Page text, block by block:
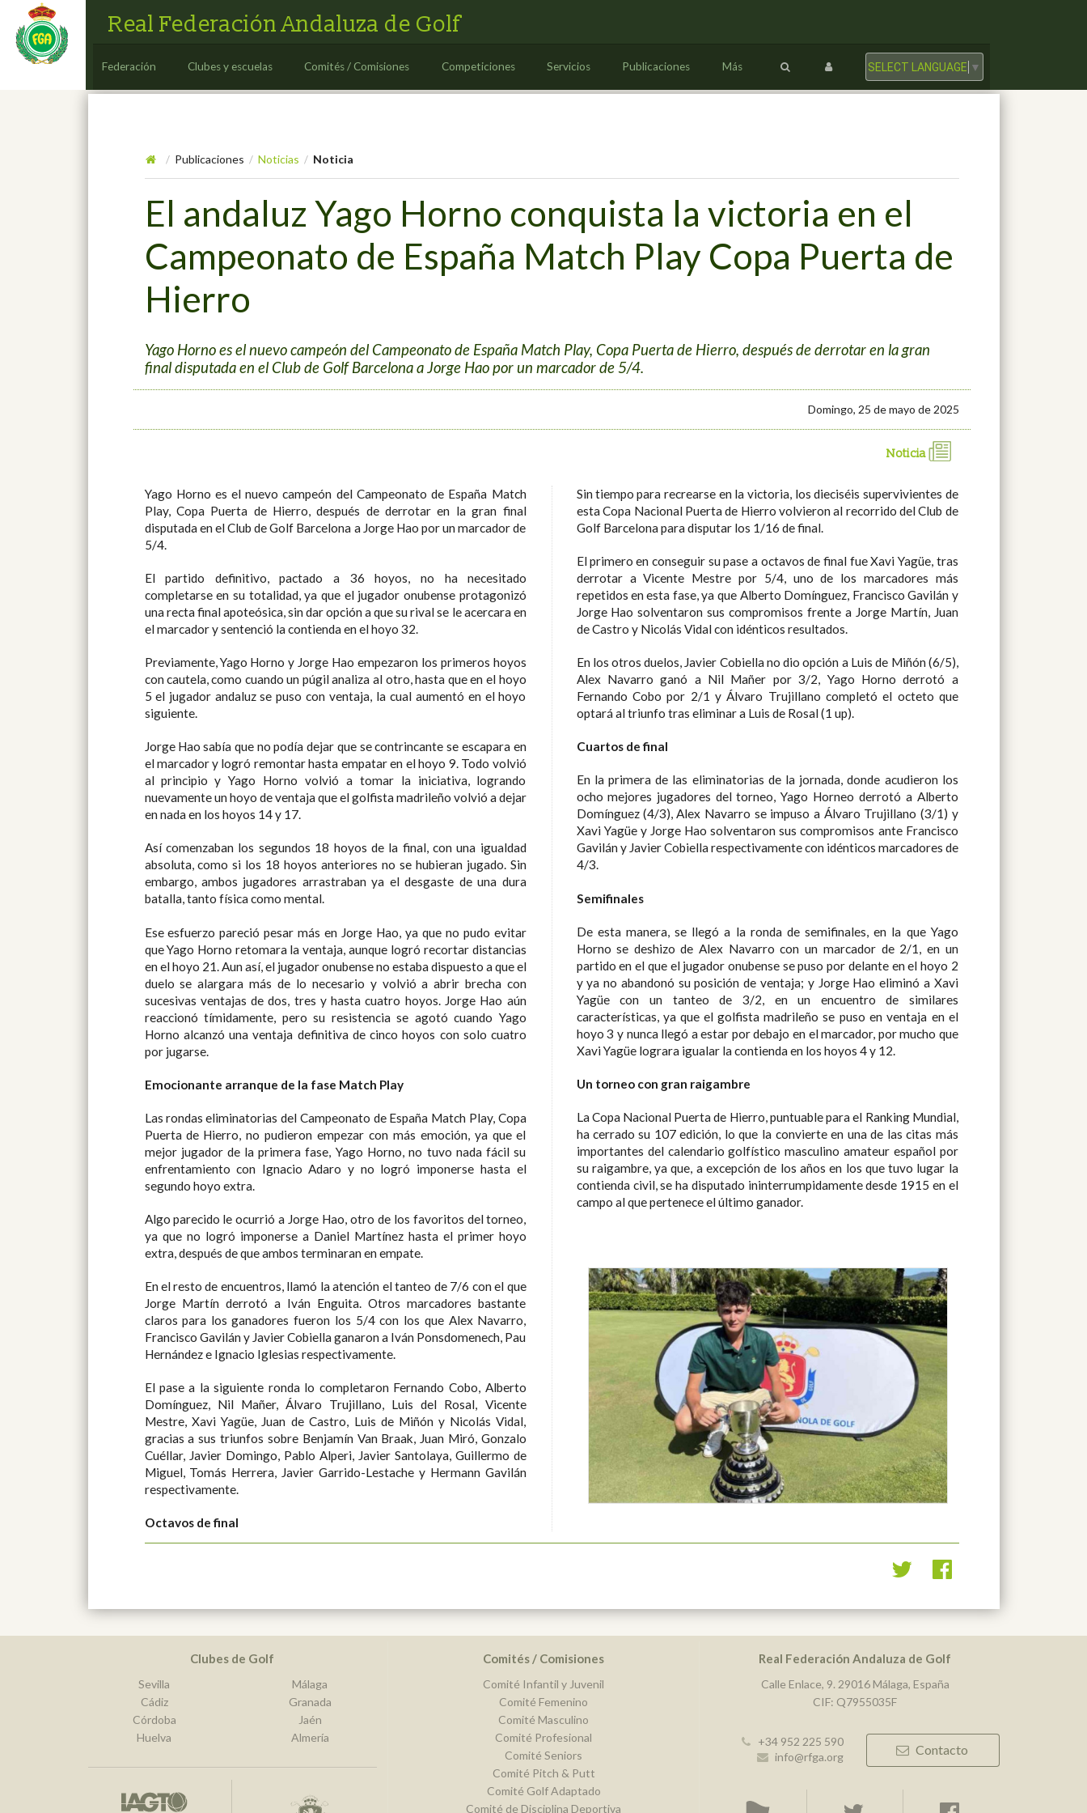
Real Federación Andaluza de Golf
Federación Clubes y escuelas Comités / Comisiones Competiciones Servicios Publicaciones Más SELECT LANGUAGE ▼
/ Publicaciones / Noticias / Noticia
El andaluz Yago Horno conquista la victoria en el
Campeonato de España Match Play Copa Puerta de
Hierro
Yago Horno es el nuevo campeón del Campeonato de España Match Play, Copa Puerta de Hierro, después de derrotar en la gran
final disputada en el Club de Golf Barcelona a Jorge Hao por un marcador de 5/4.
Domingo, 25 de mayo de 2025
Noticia
Yago Horno es el nuevo campeón del Campeonato de España Match
Play, Copa Puerta de Hierro, después de derrotar en la gran final
disputada en el Club de Golf Barcelona a Jorge Hao por un marcador de
5/4.
El partido definitivo, pactado a 36 hoyos, no ha necesitado
completarse en su totalidad, ya que el jugador onubense protagonizó
una recta final apoteósica, sin dar opción a que su rival se le acercara en
el marcador y sentenció la contienda en el hoyo 32.
Previamente, Yago Horno y Jorge Hao empezaron los primeros hoyos
con cautela, como cuando un púgil analiza al otro, hasta que en el hoyo
5 el jugador andaluz se puso con ventaja, la cual aumentó en el hoyo
siguiente.
Jorge Hao sabía que no podía dejar que se contrincante se escapara en
el marcador y logró remontar hasta empatar en el hoyo 9. Todo volvió
al principio y Yago Horno volvió a tomar la iniciativa, logrando
nuevamente un hoyo de ventaja que el golfista madrileño volvió a dejar
en nada en los hoyos 14 y 17.
Así comenzaban los segundos 18 hoyos de la final, con una igualdad
absoluta, como si los 18 hoyos anteriores no se hubieran jugado. Sin
embargo, ambos jugadores arrastraban ya el desgaste de una dura
batalla, tanto física como mental.
Ese esfuerzo pareció pesar más en Jorge Hao, ya que no pudo evitar
que Yago Horno retomara la ventaja, aunque logró recortar distancias
en el hoyo 21. Aun así, el jugador onubense no estaba dispuesto a que el
duelo se alargara más de lo necesario y volvió a abrir brecha con
sucesivas ventajas de dos, tres y hasta cuatro hoyos. Jorge Hao aún
reaccionó tímidamente, pero su resistencia se agotó cuando Yago
Horno alcanzó una ventaja definitiva de cinco hoyos con solo cuatro
por jugarse.
Emocionante arranque de la fase Match Play
Las rondas eliminatorias del Campeonato de España Match Play, Copa
Puerta de Hierro, no pudieron empezar con más emoción, ya que el
mejor jugador de la primera fase, Yago Horno, no tuvo nada fácil su
enfrentamiento con Ignacio Adaro y no logró imponerse hasta el
segundo hoyo extra.
Algo parecido le ocurrió a Jorge Hao, otro de los favoritos del torneo,
ya que no logró imponerse a Daniel Martínez hasta el primer hoyo
extra, después de que ambos terminaran en empate.
En el resto de encuentros, llamó la atención el tanteo de 7/6 con el que
Jorge Martín derrotó a Iván Enguita. Otros marcadores bastante
claros para los ganadores fueron los 5/4 con los que Alex Navarro,
Francisco Gavilán y Javier Cobiella ganaron a Iván Ponsdomenech, Pau
Hernández e Ignacio Iglesias respectivamente.
El pase a la siguiente ronda lo completaron Fernando Cobo, Alberto
Domínguez, Nil Mañer, Álvaro Trujillano, Luis del Rosal, Vicente
Mestre, Xavi Yagüe, Juan de Castro, Luis de Miñón y Nicolás Vidal,
gracias a sus triunfos sobre Benjamín Van Braak, Juan Miró, Gonzalo
Cuéllar, Javier Domingo, Pablo Alperi, Javier Santolaya, Guillermo de
Miguel, Tomás Herrera, Javier Garrido-Lestache y Hermann Gavilán
respectivamente.
Octavos de final
Sin tiempo para recrearse en la victoria, los dieciséis supervivientes de
esta Copa Nacional Puerta de Hierro volvieron al recorrido del Club de
Golf Barcelona para disputar los 1/16 de final.
El primero en conseguir su pase a octavos de final fue Xavi Yagüe, tras
derrotar a Vicente Mestre por 5/4, uno de los marcadores más
repetidos en esta fase, ya que Alberto Domínguez, Francisco Gavilán y
Jorge Hao solventaron sus compromisos frente a Jorge Martín, Juan
de Castro y Nicolás Vidal con idénticos resultados.
En los otros duelos, Javier Cobiella no dio opción a Luis de Miñón (6/5),
Alex Navarro ganó a Nil Mañer por 3/2, Yago Horno derrotó a
Fernando Cobo por 2/1 y Álvaro Trujillano completó el octeto que
optará al triunfo tras eliminar a Luis de Rosal (1 up).
Cuartos de final
En la primera de las eliminatorias de la jornada, donde acudieron los
ocho mejores jugadores del torneo, Yago Horneo derrotó a Alberto
Domínguez (4/3), Alex Navarro se impuso a Álvaro Trujillano (3/1) y
Xavi Yagüe y Jorge Hao solventaron sus compromisos ante Francisco
Gavilán y Javier Cobiella respectivamente con idénticos marcadores de
4/3.
Semifinales
De esta manera, se llegó a la ronda de semifinales, en la que Yago
Horno se deshizo de Alex Navarro con un marcador de 2/1, en un
partido en el que el jugador onubense se puso por delante en el hoyo 2
y ya no abandonó su posición de ventaja; y Jorge Hao eliminó a Xavi
Yagüe con un tanteo de 3/2, en un encuentro de similares
características, ya que el golfista madrileño se puso en ventaja en el
hoyo 3 y nunca llegó a estar por debajo en el marcador, por mucho que
Xavi Yagüe lograra igualar la contienda en los hoyos 4 y 12.
Un torneo con gran raigambre
La Copa Nacional Puerta de Hierro, puntuable para el Ranking Mundial,
ha cerrado su 107 edición, lo que la convierte en una de las citas más
importantes del calendario golfístico masculino amateur español por
su raigambre, ya que, a excepción de los años en los que tuvo lugar la
contienda civil, se ha disputado ininterrumpidamente desde 1915 en el
campo al que pertenece el último ganador.
Clubes de Golf
Sevilla
Cádiz
Córdoba
Huelva
Málaga
Granada
Jaén
Almería
Comités / Comisiones
Comité Infantil y Juvenil
Comité Femenino
Comité Masculino
Comité Profesional
Comité Seniors
Comité Pitch & Putt
Comité Golf Adaptado
Comité de Disciplina Deportiva
Real Federación Andaluza de Golf
Calle Enlace, 9. 29016 Málaga, España
CIF: Q7955035F
+34 952 225 590
info@rfga.org
Contacto